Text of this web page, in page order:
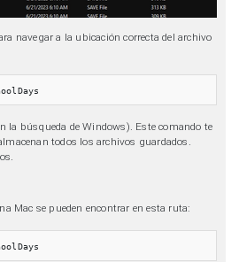
navegar a la ubicación correcta del archivo
la búsqueda de Windows). Este comando te
todos los archivos guardados.
Mac se pueden encontrar en esta ruta: